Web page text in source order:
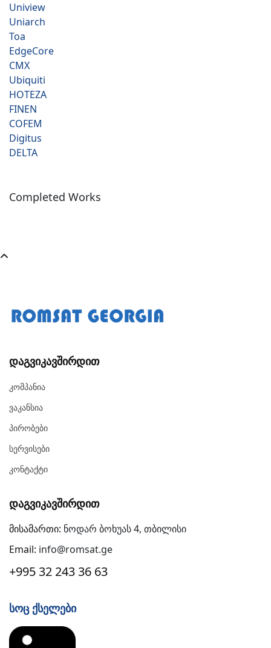
Uniview
Uniarch
Toa
EdgeCore
CMX
Ubiquiti
HOTEZA
FINEN
COFEM
Digitus
DELTA
Completed Works
Დაგვიკავშირდით
Კომპანია
Ვაკანსია
Პირობები
Სერვისები
Კონტაქტი
Დაგვიკავშირდით
მისამართი: ნოდარ ბოხუას 4, თბილისი
Email: info@romsat.ge
+995 32 243 36 63
Სოც Ქსელები